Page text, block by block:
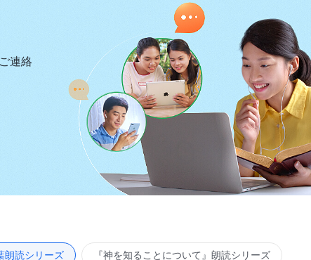
見ることを望まないだろう。誰が神に会うことを望まない
だ人間がぼんやりと抽象的に感じている神なのだ。わたし
とうに存在していると、誰がほんとうに信じるだろう。ま
の「わたし」との間には大きな隔たりがあり、誰一人、そ
なければ、人間はけっしてわたしを知らず、たとえわたしを
に過ぎないのではないか。わたしは毎日、とだえることの
。人間が真にわたしを見ると、わたしの言葉の内にわたし
の謙遜さと神秘のほんとうの意味なのではないか。表向
いとほめるが、誰がほんとうにわたしを知っているのか。
するのか。わたしのねらいは赤い大きな竜を辱めることで
う強制はしたくない。しかしわたしを知り、それを通じて
うにする。そのようなたたえはその名にふさわしく、むな
座に届き、天に昇るのだ。人間はサタンに誘惑され、堕落
ら、わたしは自分で全ての人間を征服し、人間の観念を暴
、人間はもはやわたしの前で誇示せず、もはや自分の観念
念の中にある「わたし」は完全に消される。わたしの国が
をわが民の間で行う。赤い大きな竜の国に生まれたわが民
これがわたしの中国での受肉の意義の一面なのだ。たい
そして、たとえできたにしても、彼らの理解は曖昧で混乱
と働き』「全宇宙への 神の言葉、第十一章」（『言葉』第1巻）より
連絡
朗読シリーズ 『神を知ることについて』朗読シリーズ